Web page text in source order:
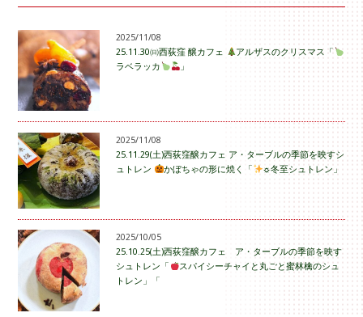
2025/11/08
25.11.30㈰西荻窪 醸カフェ
アルザスのクリスマス「
ラベラッカ
」
2025/11/08
25.11.29(土)西荻窪醸カフェ ア・ターブルの季節を映すシ
ュトレン
かぼちゃの形に焼く「 ☼冬至シュトレン」
2025/10/05
25.10.25(土)西荻窪醸カフェ ア・ターブルの季節を映す
シュトレン「
スパイシーチャイと丸ごと蜜林檎のシュ
トレン」「